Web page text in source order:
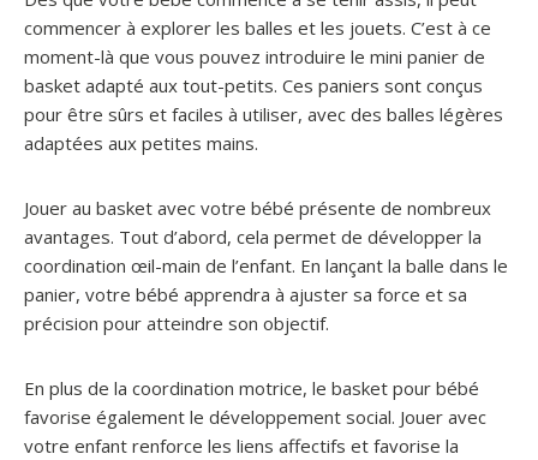
commencer à explorer les balles et les jouets. C’est à ce
moment-là que vous pouvez introduire le mini panier de
basket adapté aux tout-petits. Ces paniers sont conçus
pour être sûrs et faciles à utiliser, avec des balles légères
adaptées aux petites mains.
Jouer au basket avec votre bébé présente de nombreux
avantages. Tout d’abord, cela permet de développer la
coordination œil-main de l’enfant. En lançant la balle dans le
panier, votre bébé apprendra à ajuster sa force et sa
précision pour atteindre son objectif.
En plus de la coordination motrice, le basket pour bébé
favorise également le développement social. Jouer avec
votre enfant renforce les liens affectifs et favorise la